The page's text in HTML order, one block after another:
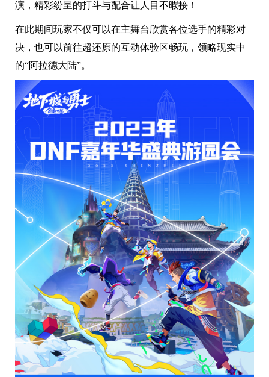
演，精彩纷呈的打斗与配合让人目不暇接！
在此期间玩家不仅可以在主舞台欣赏各位选手的精彩对
决，也可以前往超还原的互动体验区畅玩，领略现实中
的“阿拉德大陆”。